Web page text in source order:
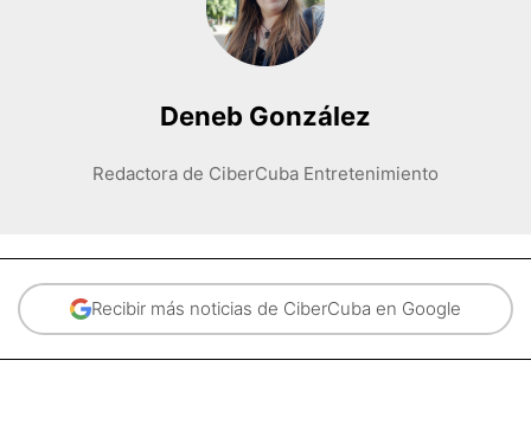
Deneb González
Redactora de CiberCuba Entretenimiento
Recibir más noticias de CiberCuba en Google